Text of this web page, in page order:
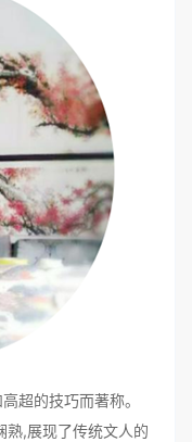
超的技巧而著称。
熟,展现了传统文人的